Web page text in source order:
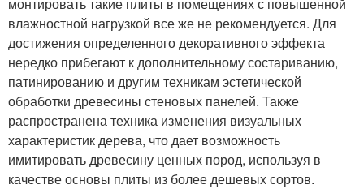
влажностной нагрузкой все же не рекомендуется. Для
достижения определенного декоративного эффекта
нередко прибегают к дополнительному состариванию,
патинированию и другим техникам эстетической
обработки древесины стеновых панелей. Также
распространена техника изменения визуальных
характеристик дерева, что дает возможность
имитировать древесину ценных пород, используя в
качестве основы плиты из более дешевых сортов.